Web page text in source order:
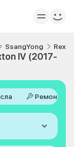
SsangYong
IV (2017-
Ремонт